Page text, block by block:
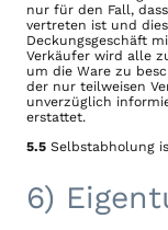
nur für den Fall,
vertreten ist und
Deckungsgeschäft
Verkäufer wird alle
um die Ware zu
der nur teilweisen
unverzüglich
erstattet.
5.5 Selbstabholung
6)